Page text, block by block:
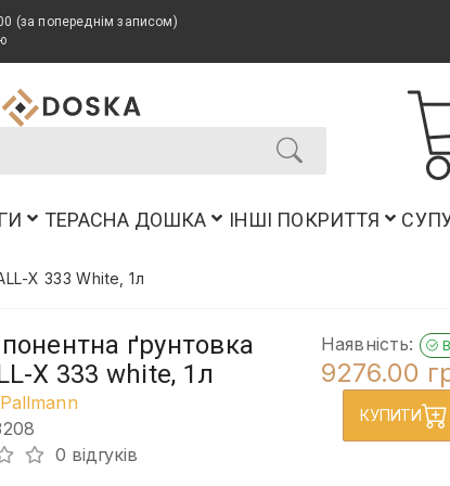
(за попереднім записом)
ТЕРАСНА ДОШКА ІНШІ ПОКРИТТЯ
X 333 White, 1л
ґрунтовка
X 333 white, 1л
Pallmann
0 відгуків
Наявність:
9276.00
КУПИТИ